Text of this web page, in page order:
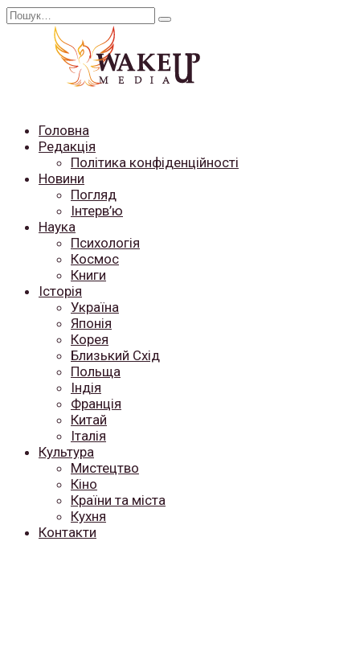
Перейти
Search
Головна
Редакція
Політика конфіденційності
Новини
Погляд
Інтерв’ю
Наука
Психологія
Космос
Книги
Історія
Україна
Японія
Корея
Близький Схід
Польща
Індія
Франція
Китай
Італія
Культура
Мистецтво
Кіно
Країни та міста
Кухня
Контакти